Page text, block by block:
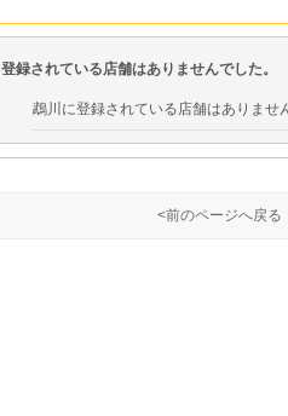
登録されている店舗はありませんでした。
鵡川に登録されている店舗はありませ
<前のページへ戻る